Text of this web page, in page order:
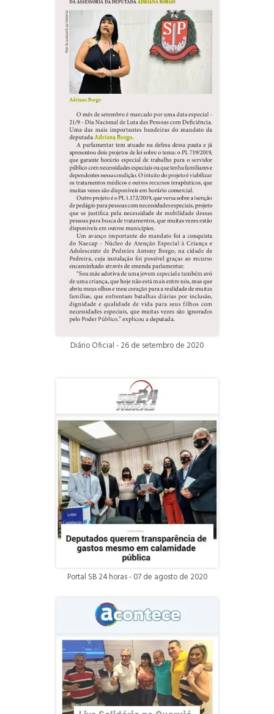
Diário Oficial - 26 de setembro de 2020
Portal SB 24 horas - 07 de agosto de 2020